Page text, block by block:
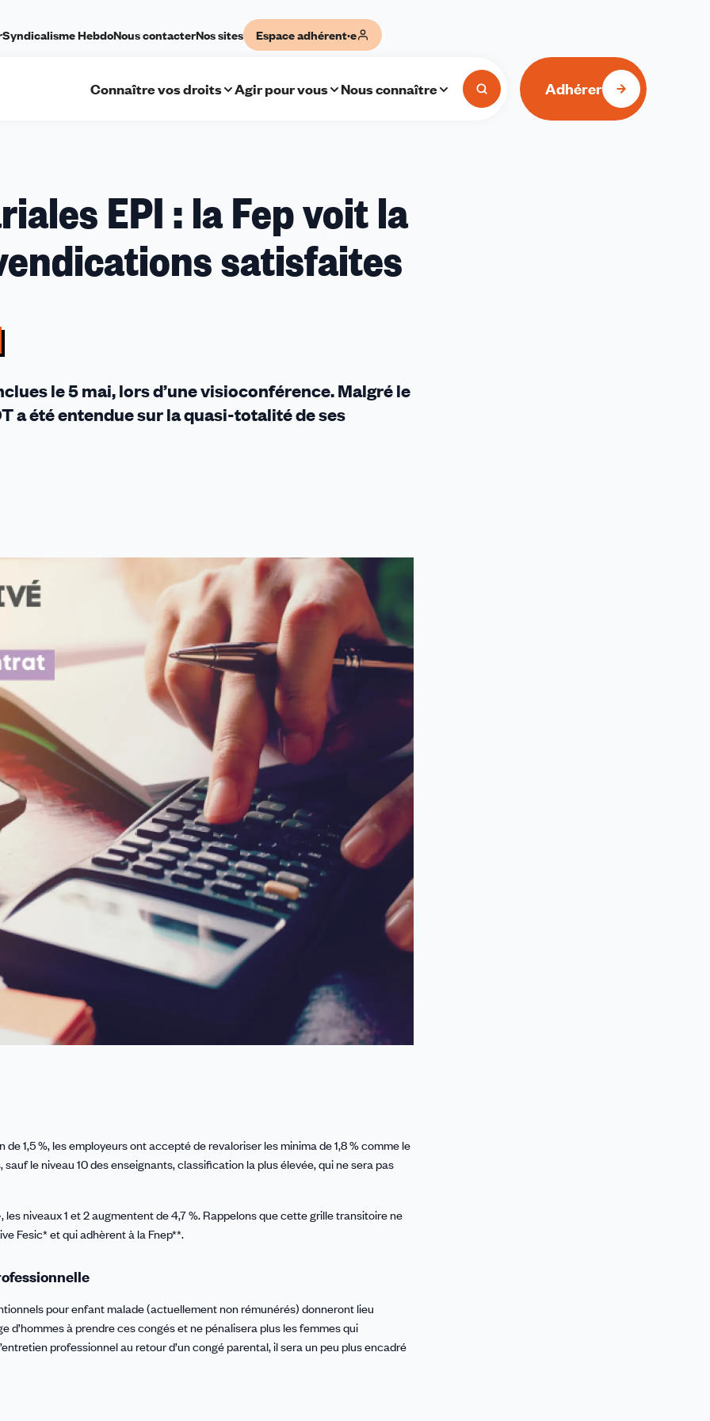
Syndicalisme HebdoNous contacterNos sites Espace adhérent·e
Connaître vos droits Agir pour vous Nous connaître Adhérer
salariales
EPI
la
de
revendications
satisfaites
EPI : la Fep voit la
satisfaites
le 5 mai, lors d’une visioconférence. Malgré le
a été entendue sur la quasi-totalité de ses
1,5 %, les employeurs ont accepté de revaloriser les minima de 1,8 % comme le
le niveau 10 des enseignants, classification la plus élevée, qui ne sera pas
niveaux 1 et 2 augmentent de 4,7 %. Rappelons que cette grille transitoire ne
Fesic* et qui adhèrent à la Fnep**.
pour enfant malade (actuellement non rémunérés) donneront lieu
à prendre ces congés et ne pénalisera plus les femmes qui
professionnel au retour d’un congé parental, il sera un peu plus encadré